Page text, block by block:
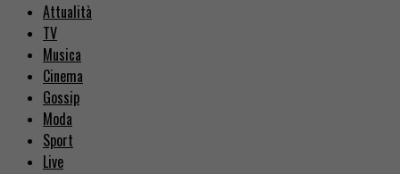
Attualità
TV
Musica
Cinema
Gossip
Moda
Sport
Live